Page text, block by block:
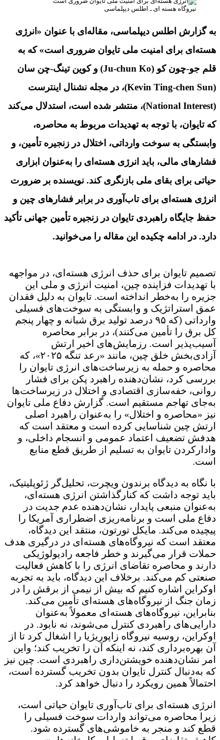
نیروگاه هسته ای ـ اطلس دیپلماسی
به گزارش اطلس دیپلماسی، مقاله‌ای با عنوان «انرژی
هسته‌ای برای امنیت ملی تایوان ضروری است» که به
قلم جو-چون کو (Ju-chun Ko) و کوین تینگ-چن سان
(Kevin Ting-chen Sun)، در مجله نشنال اینترست
(National Interest)، منتشر شده است، استدلال می‌کند
که تایوان، با توجه به تهدیدات مربوط به محاصره،
وابستگی به سوخت وارداتی، اختلال در زنجیره تأمین، و
فشارهای مالی، باید انرژی هسته‌ای را به‌عنوان ابزاری
حیاتی برای بقای ملی بازنگری کند. نویسنده بر ضرورت
انرژی هسته‌ای برای تاب‌آوری در برابر فشارهای چین و
حفظ جایگاه راهبردی تایوان در زنجیره تأمین جهانی تأکید
دارد. در ادامه چکیده این مقاله را می‌خوانید.
تصمیم تایوان برای حذف انرژی هسته‌ای، در مواجهه
با تهدیدات فزاینده چین، امنیت انرژی و ملی این
جزیره را به‌خطر انداخته است. تایوان به دلیل فقدان
عمق استراتژیک و وابستگی به سوخت‌های فسیلی
وارداتی (که ۹۵ درصد تولید برق شبانه و چهار پنجم
کل برق را تأمین می‌کنند)، در برابر محاصره
آسیب‌پذیر است. رزمایش‌های اخیر ارتش
آزادی‌بخش خلق چین، مانند «رعد تنگه ۲۰۲۵»، که
محاصره و حمله به زیرساخت‌های انرژی تایوان را
بررسی کرد، نشان‌دهنده راهبرد پکن برای فشار
روانی، خفه‌سازی اقتصادی و اختلال در زیرساخت‌ها
به‌جای تهاجم مستقیم است. گزارش دفاع ملی تایوان
نیز «محاصره و اختلال» را به‌عنوان راهبرد اصلی
ارتش چین شناسایی کرده است و معتقد است که
هدفش تضعیف اعتماد عمومی و انسجام داخلی، و
وادارکردن تایوان به تسلیم از طریق قطع منابع
است.
با نگاه به دیدگاه برندون ویچرت، تحلیل‌گر ژئوپلیتیک،
باید توجه داشت که کنارگذاشتن انرژی هسته‌ای،
به‌عنوان منبعی پایدار، نشان‌دهنده عدم جدیت در
دفاع ملی است و برنامه‌ریزی اضطراری آمریکا را
پیچیده می‌کند. مایکل تورتون، منتقد این دیدگاه،
معتقد است که نیروگاه‌های هسته‌ای در درگیری هدف
حملات قرار می‌گیرند و خطر فاجعه رادیولوژیکی
دارند و محاصره تقاضای انرژی را با کاهش فعالیت
صنعتی کم می‌کند. برخلاف این دیدگاه، باید به تجربه
اوکراین اشاره کنیم که بیش از نیمی از برقش را در
زمان جنگ از نیروگاه‌های هسته‌ای تأمین می‌کند.
بنابراین، نیروگاه‌های هسته‌ای معمولاً به‌عنوان
دارایی‌های راهبردی کنترل می‌شوند، نه نابود. در
اوکراین، روسیه نیروگاه زاپوریژیا را اشغال کرد تا از
آن بهره‌برداری کند، نه اینکه آن را تخریب کند؛ واین
امر نشان‌دهنده خویشتن‌داری راهبردی است. چین نیز
که به‌دنبال کنترل تایوان بدون تخریب گسترده است،
احتمالاً همین رویکرد را دنبال خواهد کرد.
انرژی هسته‌ای برای تاب‌آوری تایوان حیاتی است،
زیرا محاصره می‌تواند واردات سوخت فسیلی را
قطع کند و منجر به خاموشی‌های گسترده شود.